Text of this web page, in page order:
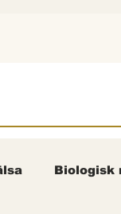
Biologisk